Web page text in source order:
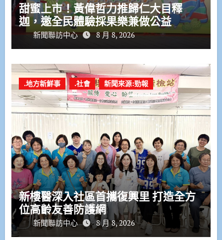
甜蜜上市！黃偉哲力推歸仁大目釋
迦，邀全民體驗採果樂兼做公益
新聞聯訪中心 8 月 8, 2026
.地方新鮮事 .社會 新聞來源:勁報
新樓醫深入社區首攜復興里 打造全方
位高齡友善防護網
新聞聯訪中心 8 月 8, 2026